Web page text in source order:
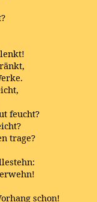
feucht?
trage?
schon!